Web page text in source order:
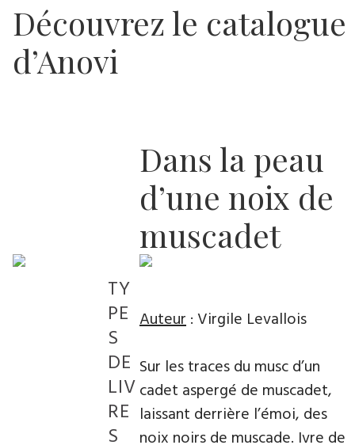
Découvrez le catalogue
d’Anovi
Dans la peau
d’une noix de
muscadet
Auteur: Virgile Levallois
Sur les traces du musc d’un
cadet aspergé de muscadet,
laissant derrière l’émoi, des
noix noirs de muscade. Ivre de
TY
PE
S
DE
LIV
RE
S